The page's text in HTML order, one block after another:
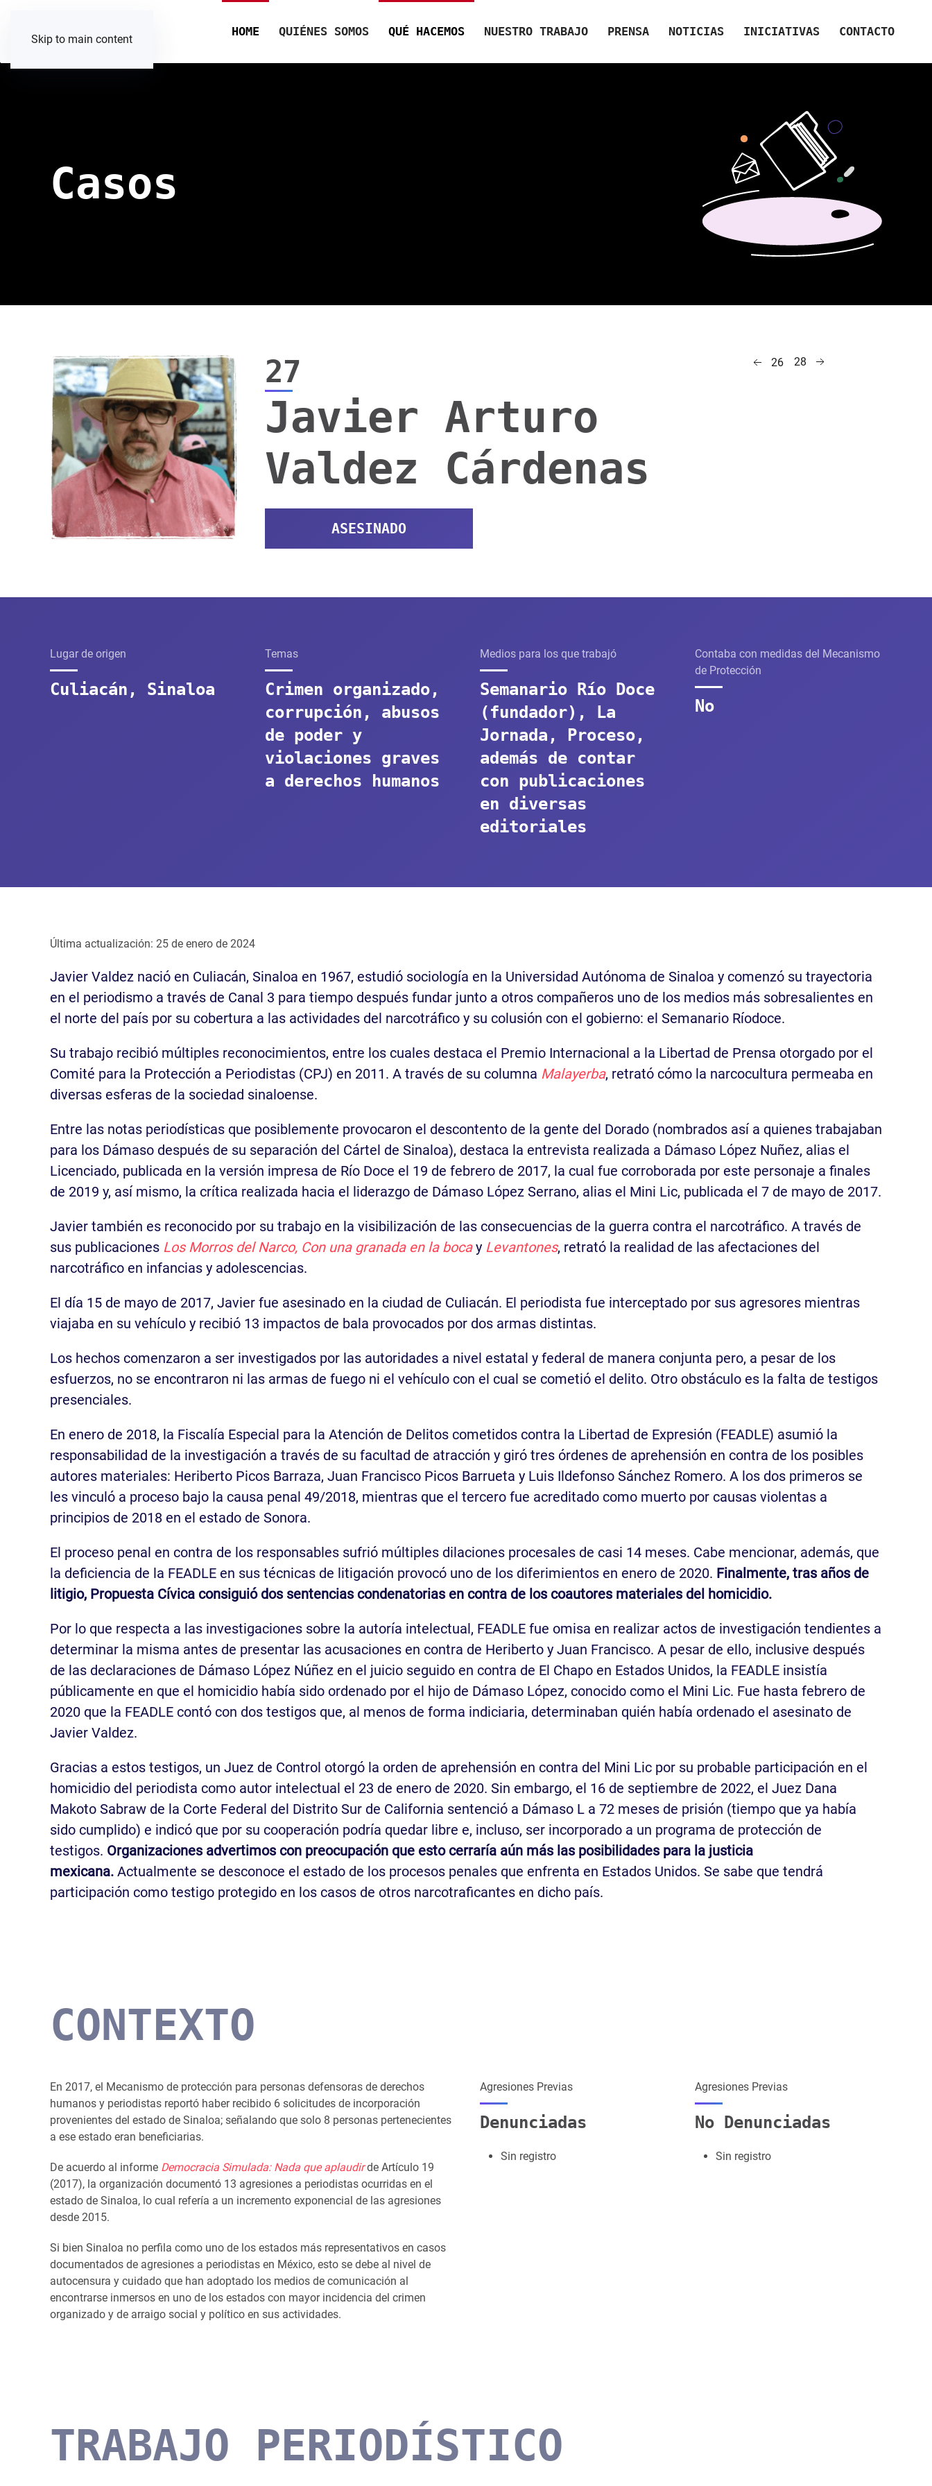
Skip to main content
HOME QUIÉNES SOMOS QUÉ HACEMOS NUESTRO TRABAJO PRENSA NOTICIAS INICIATIVAS CONTACTO
Casos
27
Javier Arturo
Valdez Cárdenas
ASESINADO
26 28
Lugar de origen
Culiacán, Sinaloa
Temas
Crimen organizado,
corrupción, abusos
de poder y
violaciones graves
a derechos humanos
Medios para los que trabajó
Semanario Río Doce
(fundador), La
Jornada, Proceso,
además de contar
con publicaciones
en diversas
editoriales
Contaba con medidas del Mecanismo
de Protección
No
Última actualización: 25 de enero de 2024
Javier Valdez nació en Culiacán, Sinaloa en 1967, estudió sociología en la Universidad Autónoma de Sinaloa y comenzó su trayectoria
en el periodismo a través de Canal 3 para tiempo después fundar junto a otros compañeros uno de los medios más sobresalientes en
el norte del país por su cobertura a las actividades del narcotráfico y su colusión con el gobierno: el Semanario Ríodoce.
Su trabajo recibió múltiples reconocimientos, entre los cuales destaca el Premio Internacional a la Libertad de Prensa otorgado por el
Comité para la Protección a Periodistas (CPJ) en 2011. A través de su columna Malayerba, retrató cómo la narcocultura permeaba en
diversas esferas de la sociedad sinaloense.
Entre las notas periodísticas que posiblemente provocaron el descontento de la gente del Dorado (nombrados así a quienes trabajaban
para los Dámaso después de su separación del Cártel de Sinaloa), destaca la entrevista realizada a Dámaso López Nuñez, alias el
Licenciado, publicada en la versión impresa de Río Doce el 19 de febrero de 2017, la cual fue corroborada por este personaje a finales
de 2019 y, así mismo, la crítica realizada hacia el liderazgo de Dámaso López Serrano, alias el Mini Lic, publicada el 7 de mayo de 2017.
Javier también es reconocido por su trabajo en la visibilización de las consecuencias de la guerra contra el narcotráfico. A través de
sus publicaciones Los Morros del Narco, Con una granada en la boca y Levantones, retrató la realidad de las afectaciones del
narcotráfico en infancias y adolescencias.
El día 15 de mayo de 2017, Javier fue asesinado en la ciudad de Culiacán. El periodista fue interceptado por sus agresores mientras
viajaba en su vehículo y recibió 13 impactos de bala provocados por dos armas distintas.
Los hechos comenzaron a ser investigados por las autoridades a nivel estatal y federal de manera conjunta pero, a pesar de los
esfuerzos, no se encontraron ni las armas de fuego ni el vehículo con el cual se cometió el delito. Otro obstáculo es la falta de testigos
presenciales.
En enero de 2018, la Fiscalía Especial para la Atención de Delitos cometidos contra la Libertad de Expresión (FEADLE) asumió la
responsabilidad de la investigación a través de su facultad de atracción y giró tres órdenes de aprehensión en contra de los posibles
autores materiales: Heriberto Picos Barraza, Juan Francisco Picos Barrueta y Luis Ildefonso Sánchez Romero. A los dos primeros se
les vinculó a proceso bajo la causa penal 49/2018, mientras que el tercero fue acreditado como muerto por causas violentas a
principios de 2018 en el estado de Sonora.
El proceso penal en contra de los responsables sufrió múltiples dilaciones procesales de casi 14 meses. Cabe mencionar, además, que
la deficiencia de la FEADLE en sus técnicas de litigación provocó uno de los diferimientos en enero de 2020. Finalmente, tras años de
litigio, Propuesta Cívica consiguió dos sentencias condenatorias en contra de los coautores materiales del homicidio.
Por lo que respecta a las investigaciones sobre la autoría intelectual, FEADLE fue omisa en realizar actos de investigación tendientes a
determinar la misma antes de presentar las acusaciones en contra de Heriberto y Juan Francisco. A pesar de ello, inclusive después
de las declaraciones de Dámaso López Núñez en el juicio seguido en contra de El Chapo en Estados Unidos, la FEADLE insistía
públicamente en que el homicidio había sido ordenado por el hijo de Dámaso López, conocido como el Mini Lic. Fue hasta febrero de
2020 que la FEADLE contó con dos testigos que, al menos de forma indiciaria, determinaban quién había ordenado el asesinato de
Javier Valdez.
Gracias a estos testigos, un Juez de Control otorgó la orden de aprehensión en contra del Mini Lic por su probable participación en el
homicidio del periodista como autor intelectual el 23 de enero de 2020. Sin embargo, el 16 de septiembre de 2022, el Juez Dana
Makoto Sabraw de la Corte Federal del Distrito Sur de California sentenció a Dámaso L a 72 meses de prisión (tiempo que ya había
sido cumplido) e indicó que por su cooperación podría quedar libre e, incluso, ser incorporado a un programa de protección de
testigos. Organizaciones advertimos con preocupación que esto cerraría aún más las posibilidades para la justicia
mexicana. Actualmente se desconoce el estado de los procesos penales que enfrenta en Estados Unidos. Se sabe que tendrá
participación como testigo protegido en los casos de otros narcotraficantes en dicho país.
CONTEXTO
En 2017, el Mecanismo de protección para personas defensoras de derechos
humanos y periodistas reportó haber recibido 6 solicitudes de incorporación
provenientes del estado de Sinaloa; señalando que solo 8 personas pertenecientes
a ese estado eran beneficiarias.
De acuerdo al informe Democracia Simulada: Nada que aplaudir de Artículo 19
(2017), la organización documentó 13 agresiones a periodistas ocurridas en el
estado de Sinaloa, lo cual refería a un incremento exponencial de las agresiones
desde 2015.
Si bien Sinaloa no perfila como uno de los estados más representativos en casos
documentados de agresiones a periodistas en México, esto se debe al nivel de
autocensura y cuidado que han adoptado los medios de comunicación al
encontrarse inmersos en uno de los estados con mayor incidencia del crimen
organizado y de arraigo social y político en sus actividades.
Agresiones Previas
Denunciadas
Sin registro
Agresiones Previas
No Denunciadas
Sin registro
TRABAJO PERIODÍSTICO